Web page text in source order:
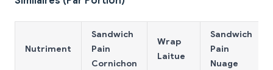
Nutriment
Sandwich
Pain
Cornichon
Wrap
Laitue
Sandwich
Pain
Nuage